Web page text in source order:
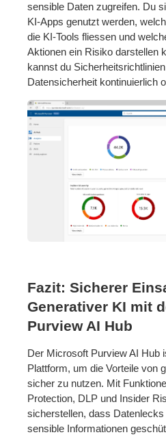
sensible Daten zugreifen. Du
KI-Apps genutzt werden,
die KI-Tools fliessen und
Aktionen ein Risiko darstellen
kannst du
Datensicherheit kontinuierlich
Fazit: Sicherer
Generativer KI mit
Purview AI Hub
Der Microsoft Purview AI Hub
Plattform, um die Vorteile von
sicher zu nutzen. Mit
Protection, DLP und Insider
sicherstellen, dass
sensible Informationen